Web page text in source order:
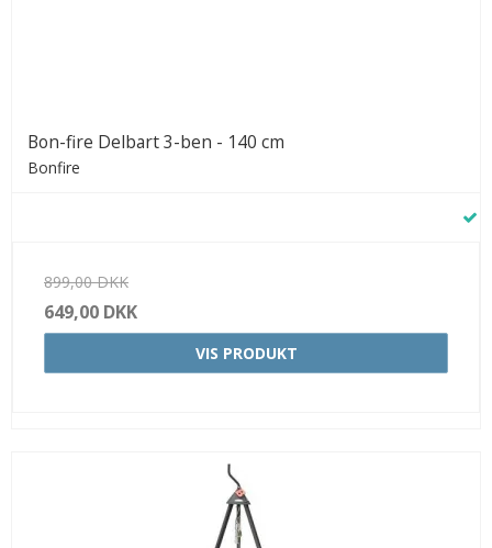
Bon-fire Delbart 3-ben - 140 cm
Bonfire
899,00 DKK
649,00 DKK
VIS PRODUKT